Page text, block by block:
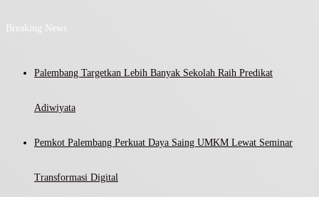
Breaking News
Palembang Targetkan Lebih Banyak Sekolah Raih Predikat
Adiwiyata
Pemkot Palembang Perkuat Daya Saing UMKM Lewat Seminar
Transformasi Digital